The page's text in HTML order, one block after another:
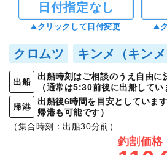
日付指定なし
クリックして日付変更
クロムツ キンメ（キンメ
出船
出船時刻はご相談のうえ自由に
（通常は5:30前後に出船してい
帰港
出船後6時間を目安としていま
帰港も可能です）
（集合時刻：出船30分前）
釣割価格